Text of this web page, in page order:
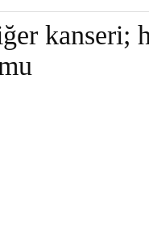
kanseri;